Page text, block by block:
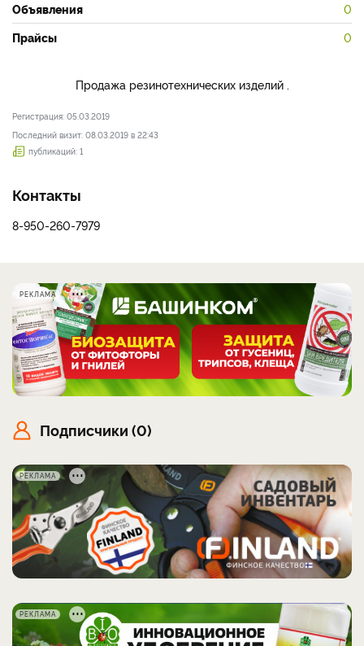
Объявления 0
Прайсы 0
Продажа резинотехнических изделий .
Регистрация: 05.03.2019
Последний визит: 08.03.2019 в 22:43
публикаций: 1
Контакты
8-950-260-7979
РЕКЛАМА
Подписчики (0)
РЕКЛАМА
РЕКЛАМА